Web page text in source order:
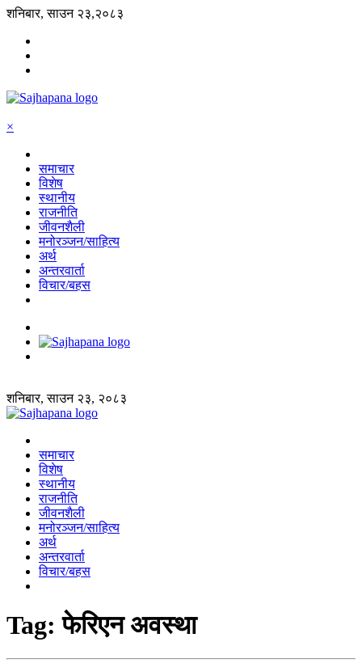
शनिबार, साउन २३,२०८३
×
समाचार
विशेष
स्थानीय
राजनीति
जीवनशैली
मनोरञ्जन/साहित्य
अर्थ
अन्तरवार्ता
विचार/बहस
शनिबार, साउन २३, २०८३
समाचार
विशेष
स्थानीय
राजनीति
जीवनशैली
मनोरञ्जन/साहित्य
अर्थ
अन्तरवार्ता
विचार/बहस
Tag:फेरिएन अवस्था